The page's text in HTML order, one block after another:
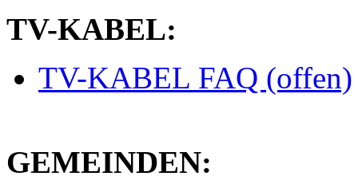
TV-KABEL:
TV-KABEL FAQ (offen)
GEMEINDEN: